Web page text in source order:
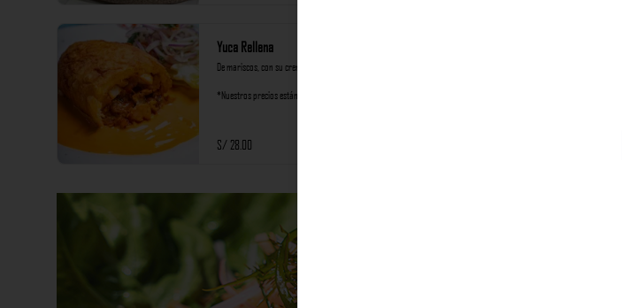
Yuca Rellena
De mariscos, con su crema de rocoto y criolla.
*Nuestros precios están expresados en soles e
S/ 28.00